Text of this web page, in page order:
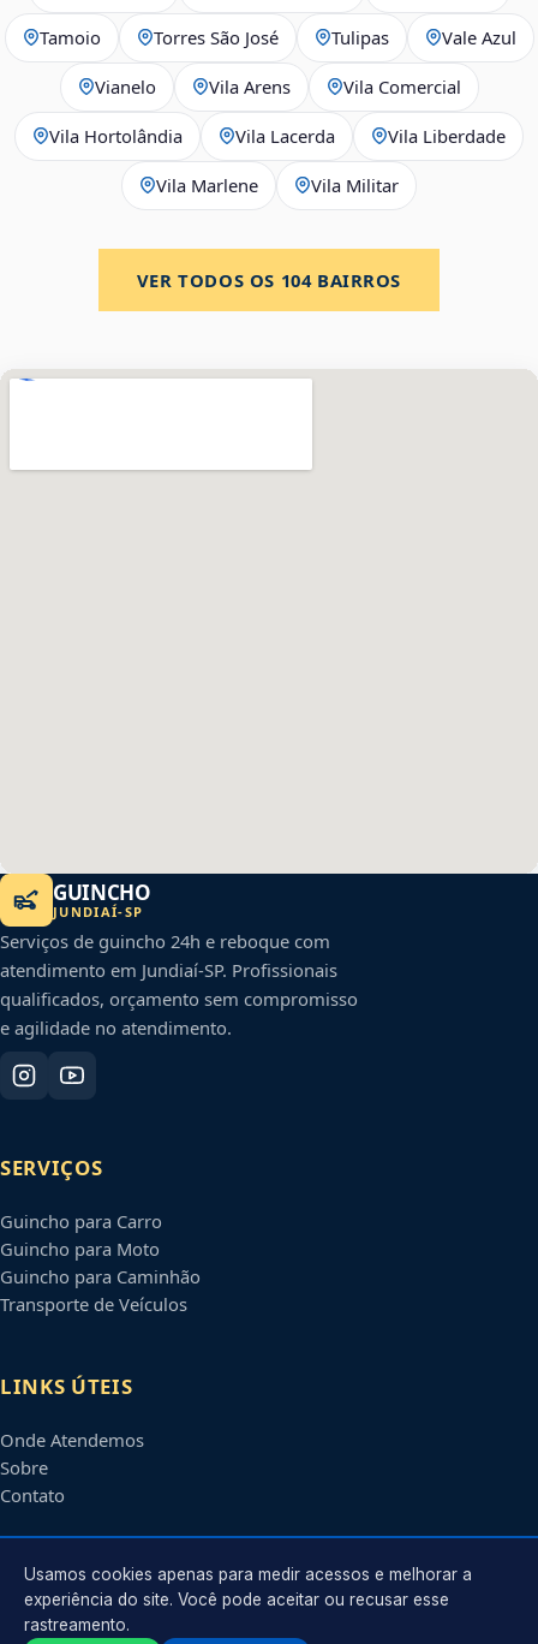
Tamoio Torres São José Tulipas Vale Azul
Vianelo Vila Arens Vila Comercial
Vila Hortolândia Vila Lacerda Vila Liberdade
Vila Marlene Vila Militar
VER TODOS OS 104BAIRROS
GUINCHO
JUNDIAÍ-SP
Serviços de guincho 24h e reboque com
atendimento em Jundiaí-SP. Profissionais
qualificados, orçamento sem compromisso
e agilidade no atendimento.
SERVIÇOS
Guincho para Carro
Guincho para Moto
Guincho para Caminhão
Transporte de Veículos
LINKS ÚTEIS
Onde Atendemos
Sobre
Contato
CONTATO
Atendimento em
Usamos cookies apenas para medir acessos e melhorar a
experiência do site. Você pode aceitar ou recusar esse
rastreamento.